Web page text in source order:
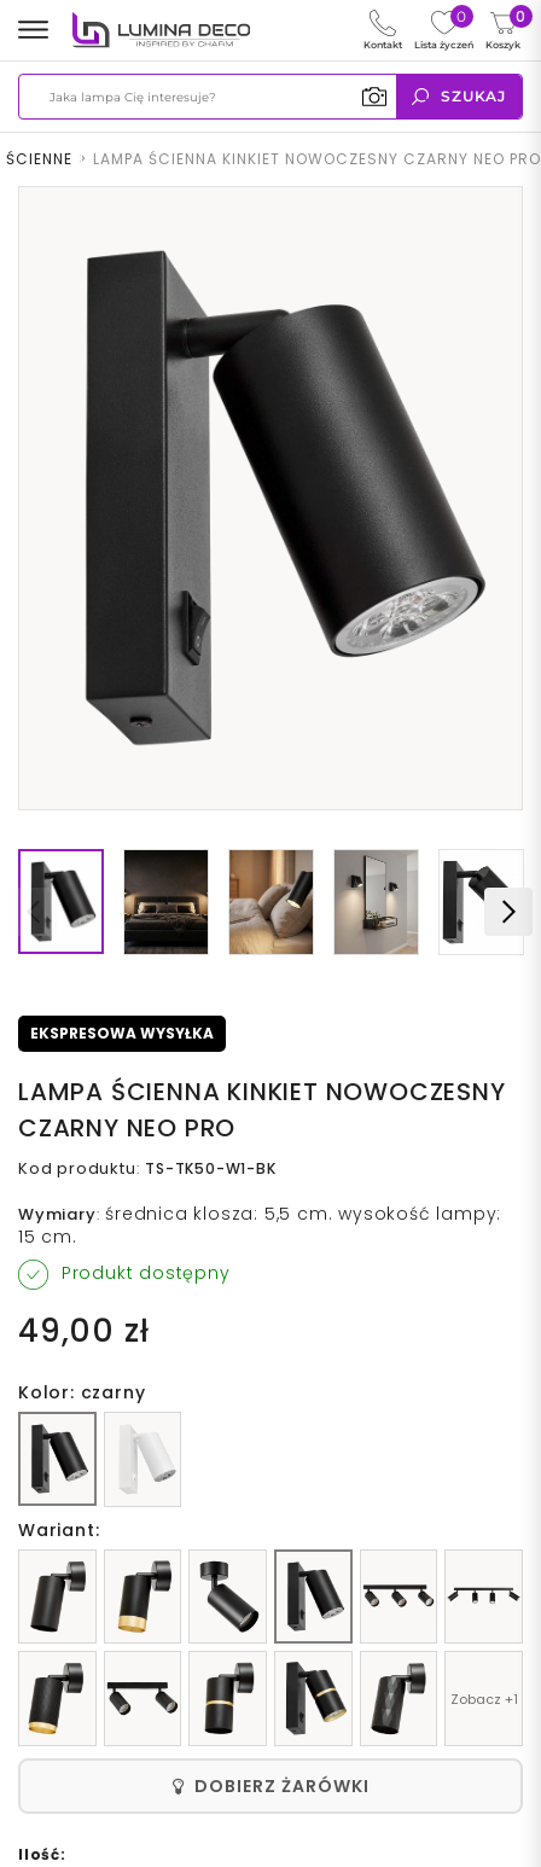
SZUKAJ
0
Koszyk
0
Lista życzeń
Kontakt
ŚCIENNE > LAMPA ŚCIENNA KINKIET NOWOCZESNY CZARNY NEO PRO
EKSPRESOWA WYSYŁKA
LAMPA ŚCIENNA KINKIET NOWOCZESNY
CZARNY NEO PRO
Kod produktu: TS-TK50-W1-BK
Wymiary: średnica klosza: 5,5 cm. wysokość lampy:
15 cm.
Produkt dostępny
49,00 zł
Kolor: czarny
Wariant:
Zobacz +1
DOBIERZ ŻARÓWKI
Ilość: